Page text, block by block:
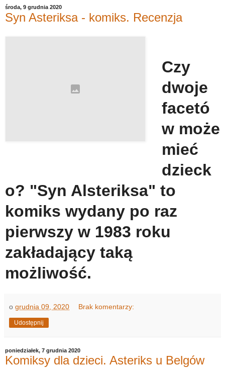
środa, 9 grudnia 2020
Syn Asteriksa - komiks. Recenzja
Czy
dwoje
facetó
w może
mieć
dzieck
o? "Syn Alsteriksa" to
komiks wydany po raz
pierwszy w 1983 roku
zakładający taką
możliwość.
o grudnia 09, 2020 Brak komentarzy:
Udostępnij
poniedziałek, 7 grudnia 2020
Komiksy dla dzieci. Asteriks u Belgów